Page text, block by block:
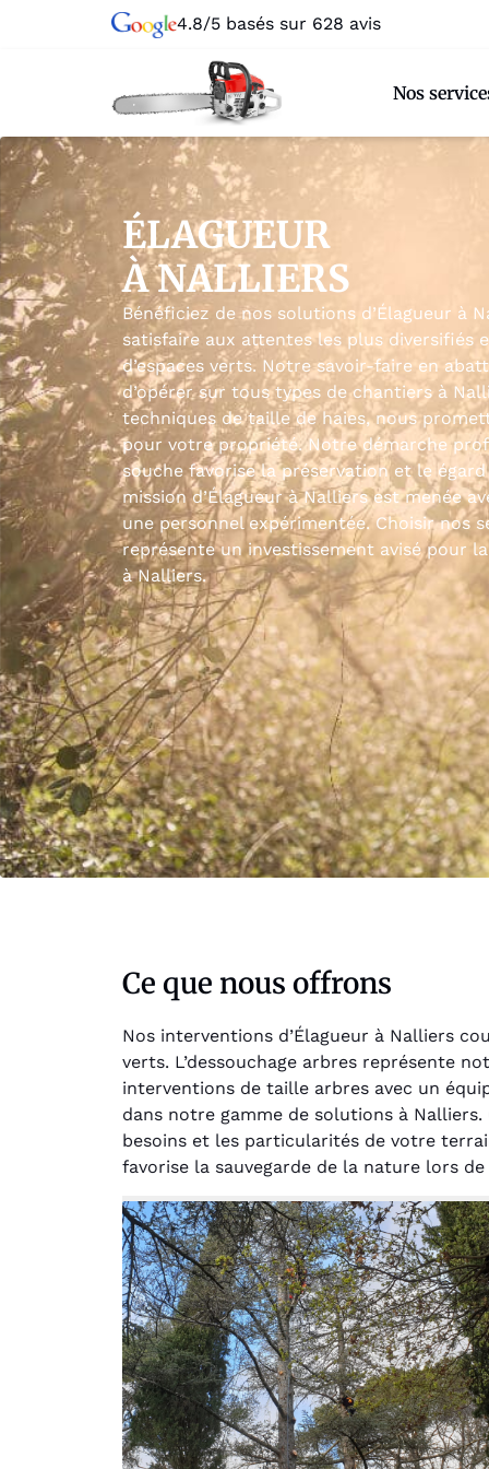
4.8/5 basés sur 628 avis
Nos
ÉLAGUEUR
À NALLIERS
Bénéficiez de nos solutions d’Élagueur à
satisfaire aux attentes les plus diversifiés
d’espaces verts. Notre savoir-faire en
d’opérer sur tous types de chantiers à
techniques de taille de haies, nous
pour votre propriété. Notre démarche
souche favorise la préservation et le
mission d’Élagueur à Nalliers est menée
une personnel expérimentée. Choisir nos
représente un investissement avisé pour
à Nalliers.
Ce que nous offrons
Nos interventions d’Élagueur à Nalliers
verts. L’dessouchage arbres représente
interventions de taille arbres avec un
dans notre gamme de solutions à
besoins et les particularités de votre
favorise la sauvegarde de la nature lors
Le
travaillé
et
notre
prêt